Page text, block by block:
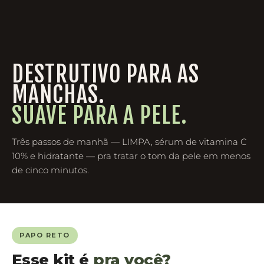
DESTRUTIVO PARA AS
MANCHAS.
SUAVE PARA A PELE.
Três passos de manhã — LIMPA, sérum de vitamina C
10% e hidratante — pra tratar o tom da pele em menos
de cinco minutos.
PAPO RETO
Esse kit é pra você?